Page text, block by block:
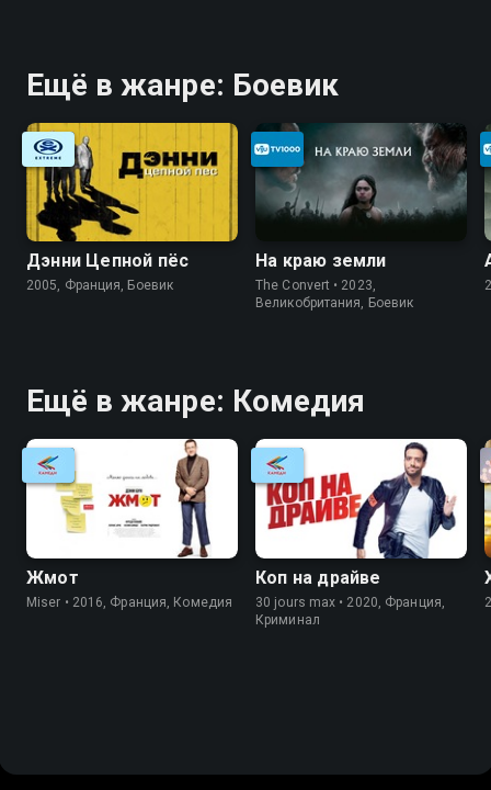
Ещё в жанре: Боевик
Дэнни Цепной пёс
2005, Франция, Боевик
На краю земли
The Convert • 2023,
Великобритания, Боевик
Ещё в жанре: Комедия
Жмот
Miser • 2016, Франция, Комедия
Коп на драйве
30 jours max • 2020, Франция,
Криминал